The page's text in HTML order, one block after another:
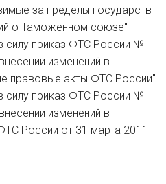
за пределы государств
о Таможенном союзе"
силу приказ ФТС России №
изменений в
правовые акты ФТС России"
силу приказ ФТС России №
изменений в
России от 31 марта 2011